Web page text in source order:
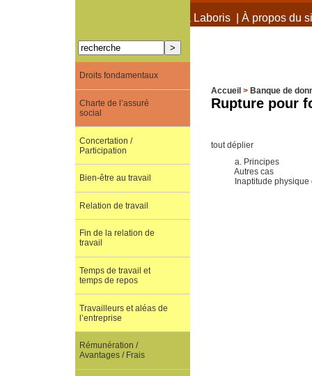
À propos de Terra Laboris| À propos du
Accueil > Banque de
Rupture pour
tout déplier
a. Principes
Autres cas
Inaptitude physique
Droits fondamentaux
Charte de l’assuré
social
Concertation /
Participation
Bien-être au travail
Relation de travail
Fin de la relation de
travail
Temps de travail et
temps de repos
Travailleurs et aléas de
l’entreprise
Rémunération /
Avantages / Frais